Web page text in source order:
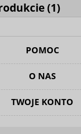
(1)
POMOC
O NAS
TWOJE KONTO